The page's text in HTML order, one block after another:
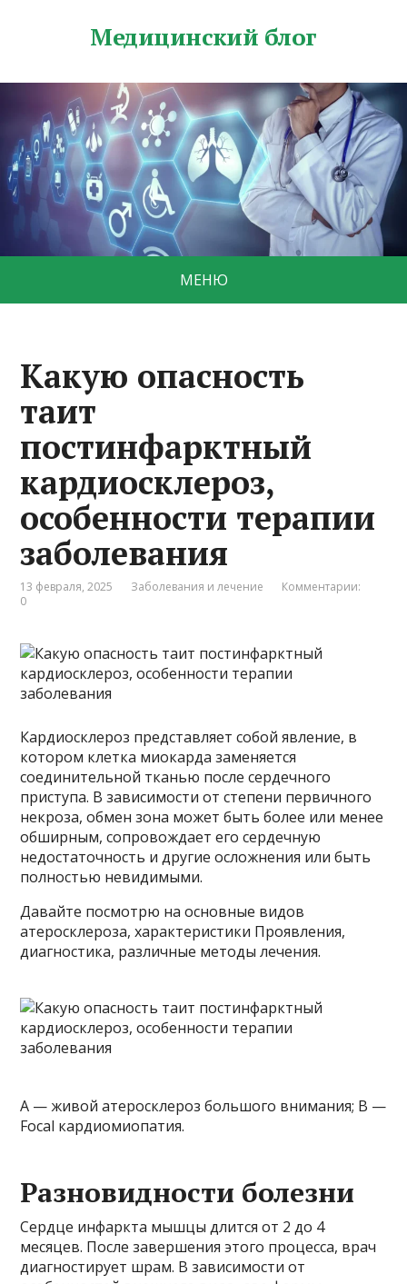
Медицинский блог
МЕНЮ
Какую опасность
таит
постинфарктный
кардиосклероз,
особенности терапии
заболевания
13 февраля, 2025 Заболевания и лечение
Комментарии:
0
Кардиосклероз представляет собой явление, в
котором клетка миокарда заменяется
соединительной тканью после сердечного
приступа. В зависимости от степени первичного
некроза, обмен зона может быть более или менее
обширным, сопровождает его сердечную
недостаточность и другие осложнения или быть
полностью невидимыми.
Давайте посмотрю на основные видов
атеросклероза, характеристики Проявления,
диагностика, различные методы лечения.
А — живой атеросклероз большого внимания; B —
Focal кардиомиопатия.
Разновидности болезни
Сердце инфаркта мышцы длится от 2 до 4
месяцев. После завершения этого процесса, врач
диагностирует шрам. В зависимости от